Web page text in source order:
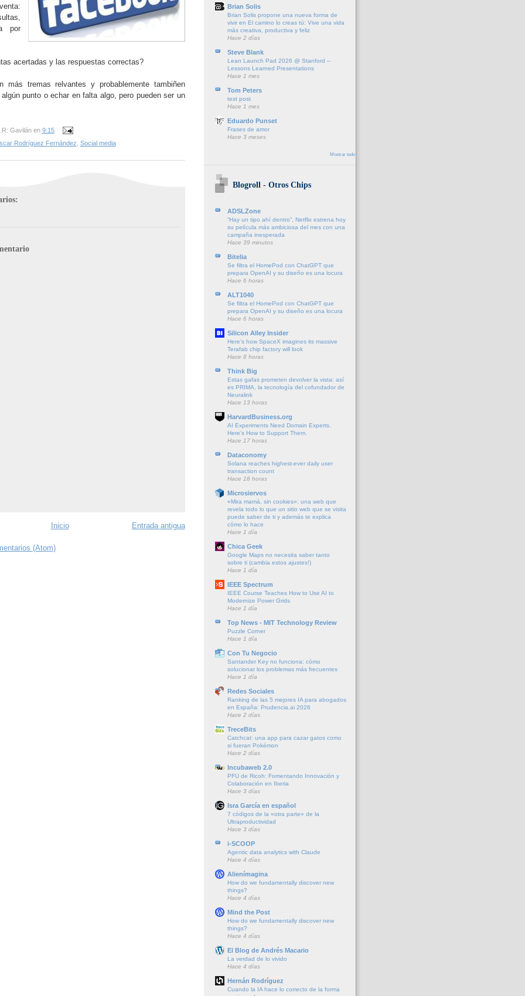
por
acertadas y las respuestas correctas?
más tremas relvantes y probablemente tambiñen
punto o echar en falta algo, pero pueden ser un
Gavilán en 9:15
Rodríguez Fernández Social media
Entrada antigua
Inicio
(Atom)
Brian Solis
Brian Solis propone una nueva forma de
vivir en El camino lo creas tú: Vive una vida
más creativa, productiva y feliz
Hace 2 días
Steve Blank
Lean Launch Pad 2026 @ Stanford –
Lessons Learned Presentations
Hace 1 mes
Tom Peters
test post
Hace 1 mes
Eduardo Punset
Frases de amor
Hace 3 meses
Mostrar todo
Blogroll - Otros Chips
ADSLZone
“Hay un tipo ahí dentro”, Netflix estrena hoy
su película más ambiciosa del mes con una
campaña inesperada
Hace 39 minutos
Bitelia
Se filtra el HomePod con ChatGPT que
prepara OpenAI y su diseño es una locura
Hace 6 horas
ALT1040
Se filtra el HomePod con ChatGPT que
prepara OpenAI y su diseño es una locura
Hace 6 horas
Silicon Alley Insider
Here's how SpaceX imagines its massive
Terafab chip factory will look
Hace 8 horas
Think Big
Estas gafas prometen devolver la vista: así
es PRIMA, la tecnología del cofundador de
Neuralink
Hace 13 horas
HarvardBusiness.org
AI Experiments Need Domain Experts.
Here’s How to Support Them.
Hace 17 horas
Dataconomy
Solana reaches highest-ever daily user
transaction count
Hace 18 horas
Microsiervos
«Mira mamá, sin cookies»: una web que
revela todo lo que un sitio web que se visita
puede saber de ti y además te explica
cómo lo hace
Hace 1 día
Chica Geek
Google Maps no necesita saber tanto
sobre ti (cambia estos ajustes!)
Hace 1 día
IEEE Spectrum
IEEE Course Teaches How to Use AI to
Modernize Power Grids
Hace 1 día
Top News - MIT Technology Review
Puzzle Corner
Hace 1 día
Con Tu Negocio
Santander Key no funciona: cómo
solucionar los problemas más frecuentes
Hace 1 día
Redes Sociales
Ranking de las 5 mejores IA para abogados
en España: Prudencia.ai 2026
Hace 2 días
TreceBits
Catchcat: una app para cazar gatos como
si fueran Pokémon
Hace 2 días
Incubaweb 2.0
PFU de Ricoh: Fomentando Innovación y
Colaboración en Iberia
Hace 3 días
Isra García en español
7 códigos de la «otra parte» de la
Ultraproductividad
Hace 3 días
i-SCOOP
Agentic data analytics with Claude
Hace 4 días
Alienímagina
How do we fundamentally discover new
things?
Hace 4 días
Mind the Post
How do we fundamentally discover new
things?
Hace 4 días
El Blog de Andrés Macario
La verdad de lo vivido
Hace 4 días
Hernán Rodríguez
Cuando la IA hace lo correcto de la forma